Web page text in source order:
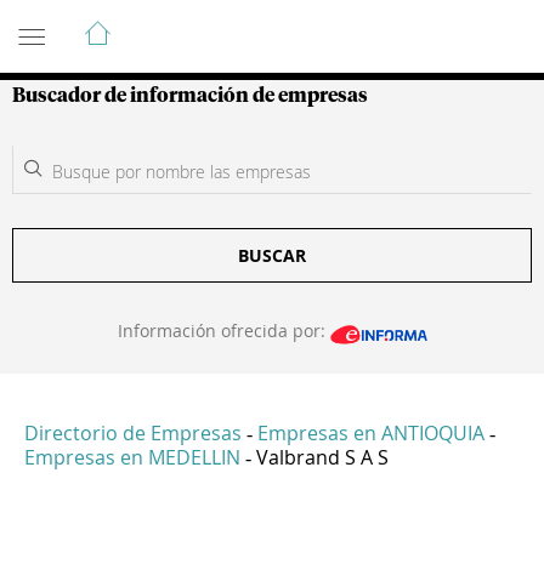
Guía de Empresas Colombianas
Buscador de información de empresas
BUSCAR
Información ofrecida por:
Directorio de Empresas - Empresas en ANTIOQUIA -
Empresas en MEDELLIN - Valbrand S A S